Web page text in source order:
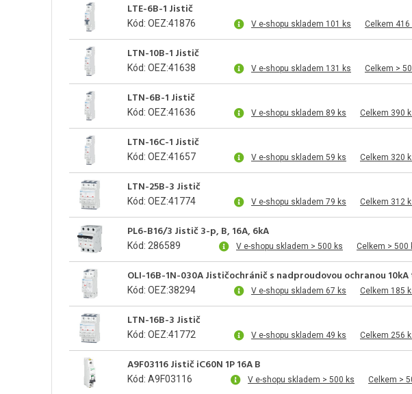
LTE-6B-1 Jistič
Kód: OEZ:41876 V e-shopu skladem 101 ks Celkem 416
LTN-10B-1 Jistič
Kód: OEZ:41638 V e-shopu skladem 131 ks Celkem >
LTN-6B-1 Jistič
Kód: OEZ:41636 V e-shopu skladem 89 ks Celkem 390
LTN-16C-1 Jistič
Kód: OEZ:41657 V e-shopu skladem 59 ks Celkem 320
LTN-25B-3 Jistič
Kód: OEZ:41774 V e-shopu skladem 79 ks Celkem 312
PL6-B16/3 Jistič 3-p, B, 16A, 6kA
Kód: 286589 V e-shopu skladem > 500 ks Celkem > 500
OLI-16B-1N-030A Jističochránič s nadproudovou ochranou
Kód: OEZ:38294 V e-shopu skladem 67 ks Celkem 185
LTN-16B-3 Jistič
Kód: OEZ:41772 V e-shopu skladem 49 ks Celkem 256
A9F03116 Jistič iC60N 1P 16A B
Kód: A9F03116 V e-shopu skladem > 500 ks Celkem >